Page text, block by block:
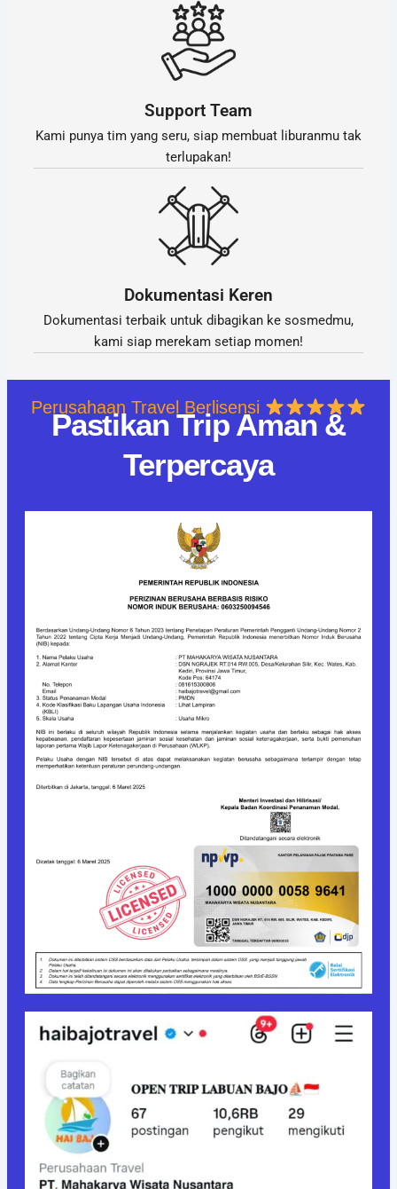
Support Team
Kami punya tim yang seru, siap membuat liburanmu tak
terlupakan!
Dokumentasi Keren
Dokumentasi terbaik untuk dibagikan ke sosmedmu,
kami siap merekam setiap momen!
Pastikan Trip Aman &
Terpercaya
Perusahaan Travel Berlisensi